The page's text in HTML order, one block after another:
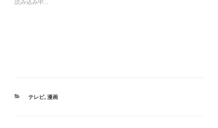
読み込み中...
カ
テレビ, 漫画